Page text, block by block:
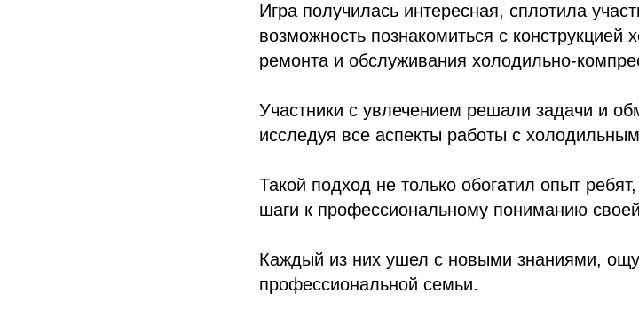
Игра получилась интересная, сплотила
возможность познакомиться с
ремонта и обслуживания холодильно-
Участники с увлечением решали задачи и
исследуя все аспекты работы с
Такой подход не только обогатил опыт
шаги к профессиональному пониманию
Каждый из них ушел с новыми знаниями,
профессиональной семьи.